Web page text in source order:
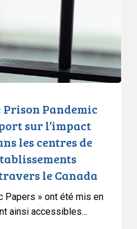
Pandemic
sur l’impact
les centres de
le Canada
Papers » ont été mis en
ainsi accessibles…